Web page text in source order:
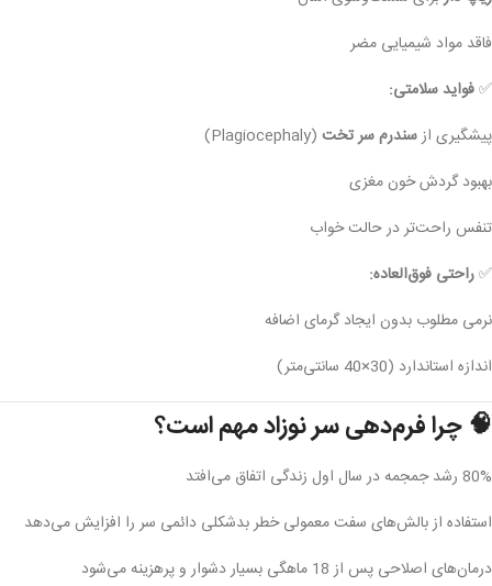
فاقد مواد شیمیایی مضر
✅فواید سلامتی:
پیشگیری ازسندرم سر تخت (Plagiocephaly)
بهبود گردش خون مغزی
تنفس راحت‌تر در حالت خواب
✅راحتی فوق‌العاده:
نرمی مطلوب بدون ایجاد گرمای اضافه
اندازه استاندارد (30×40 سانتی‌متر)
🧠چرا فرم‌دهی سر نوزاد مهم است؟
80% رشد جمجمه در سال اول زندگی اتفاق می‌افتد
استفاده از بالش‌های سفت معمولی خطر بدشکلی دائمی سر را افزایش می‌دهد
درمان‌های اصلاحی پس از 18 ماهگی بسیار دشوار و پرهزینه می‌شود